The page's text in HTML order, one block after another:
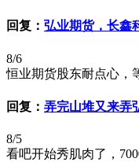
回复： 弘业期货，长鑫
8/6
恒业期货股东耐点心，
回复： 弄完山堆又来弄
8/5
看吧开始秀肌肉了，